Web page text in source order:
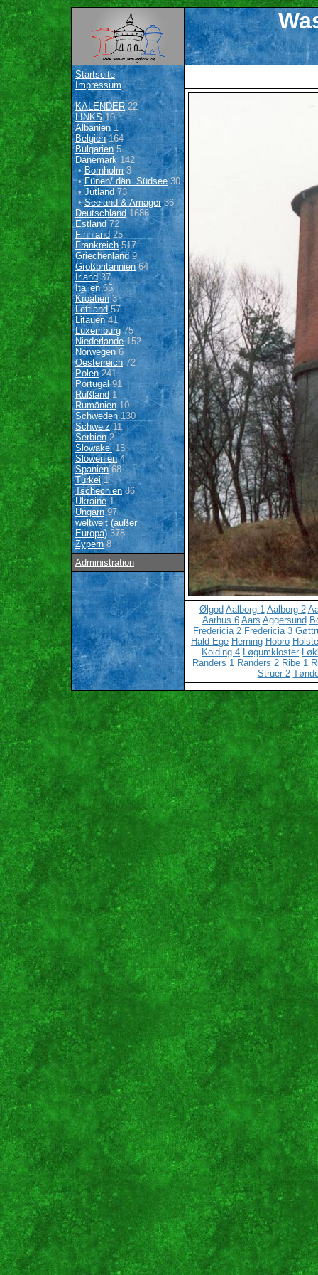
Startseite
Impressum
KALENDER22
LINKS10
Albanien1
Belgien164
Bulgarien 5
Dänemark142
•Bornholm 3
•Fünen/ dän. Südsee 30
• Jütland 73
•Seeland & Amager36
Deutschland 1686
Estland 72
Finnland25
Frankreich517
Griechenland 9
Großbritannien64
Irland37
Italien65
Kroatien3
Lettland57
Litauen41
Luxemburg75
Niederlande 152
Norwegen6
Oesterreich 72
Polen241
Portugal91
Rußland1
Rumänien 10
Schweden130
Schweiz11
Serbien2
Slowakei15
Slowenien4
Spanien68
Türkei1
Tschechien86
Ukraine1
Ungarn 97
weltweit (außer
Europa) 378
Zypern 8
Administration
Ølgod Aalborg 1 Aalborg 2
Aarhus 6 Aars Aggersund
Fredericia 2 Fredericia 3
Hald Ege Herning Hobro
Kolding 4 Løgumkloster
Randers 1 Randers 2 Ribe 1
Struer 2